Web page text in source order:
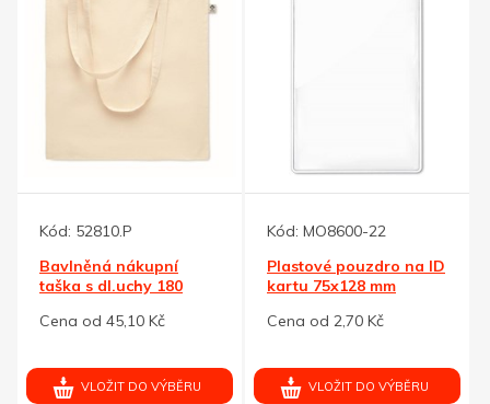
Kód: 52810.P
Bavlněná nákupní
taška s dl.uchy 180
Cena od 45,10 Kč
VLOŽIT DO VÝBĚRU
Kód: MO8600-22
Plastové pouzdro na ID
kartu 75x128 mm
Cena od 2,70 Kč
VLOŽIT DO VÝBĚRU